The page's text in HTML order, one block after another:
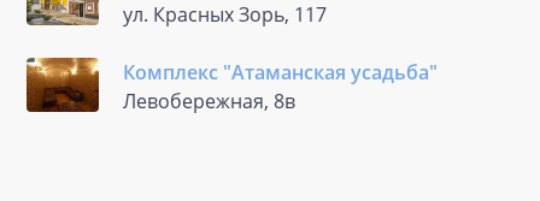
ул. Красных Зорь, 117
Комплекс "Атаманская усадьба"
Левобережная, 8в